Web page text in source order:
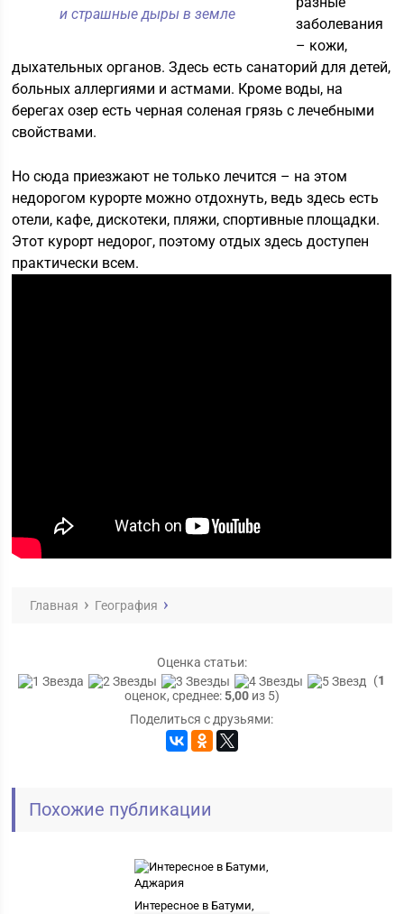
и страшные дыры в земле
заболевания
– кожи,
дыхательных органов. Здесь есть санаторий для детей,
больных аллергиями и астмами. Кроме воды, на
берегах озер есть черная соленая грязь с лечебными
свойствами.
Но сюда приезжают не только лечится – на этом
недорогом курорте можно отдохнуть, ведь здесь есть
отели, кафе, дискотеки, пляжи, спортивные площадки.
Этот курорт недорог, поэтому отдых здесь доступен
практически всем.
Главная География
Оценка статьи:
(1
оценок, среднее:5,00из 5)
Поделиться с друзьями:
Похожие публикации
Интересное в Батуми,